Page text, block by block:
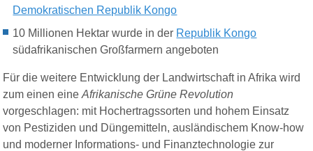
Demokratischen Republik Kongo
10 Millionen Hektar wurde in der Republik Kongo
südafrikanischen Großfarmern angeboten
Für die weitere Entwicklung der Landwirtschaft in Afrika wird
zum einen eineAfrikanische Grüne Revolution
vorgeschlagen: mit Hochertragssorten und hohem Einsatz
von Pestiziden und Düngemitteln, ausländischem Know-how
und moderner Informations- und Finanztechnologie zur